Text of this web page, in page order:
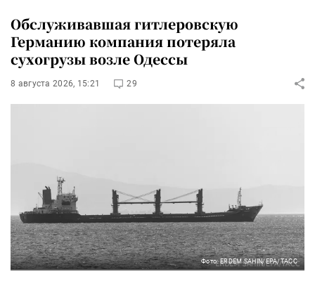
Обслуживавшая гитлеровскую
Германию компания потеряла
сухогрузы возле Одессы
8 августа 2026, 15:21 29
Фото: ERDEM SAHIN/EPA/ТАСС